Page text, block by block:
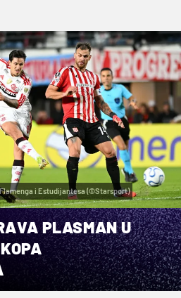
i Estudijantesa (©Starsport)
PLASMAN U